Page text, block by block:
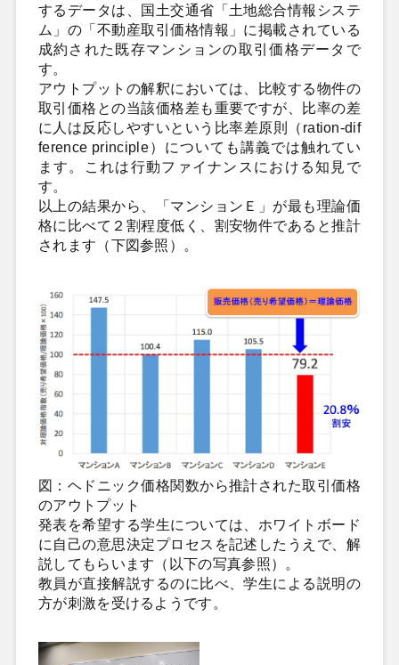
するデータは、国土交通省「土地総合情報システ
ム」の「不動産取引価格情報」に掲載されている
成約された既存マンションの取引価格データで
す。
アウトプットの解釈においては、比較する物件の
取引価格との当該価格差も重要ですが、比率の差
に人は反応しやすいという比率差原則（ration-dif
ference principle）についても講義では触れてい
ます。これは行動ファイナンスにおける知見で
す。
以上の結果から、「マンションＥ」が最も理論価
格に比べて２割程度低く、割安物件であると推計
されます（下図参照）。
図：ヘドニック価格関数から推計された取引価格
のアウトプット
発表を希望する学生については、ホワイトボード
に自己の意思決定プロセスを記述したうえで、解
説してもらいます（以下の写真参照）。
教員が直接解説するのに比べ、学生による説明の
方が刺激を受けるようです。